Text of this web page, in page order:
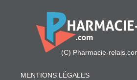
(C) Pharmacie-
MENTIONS LÉGALES